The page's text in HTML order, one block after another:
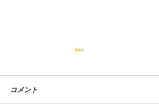
コメント